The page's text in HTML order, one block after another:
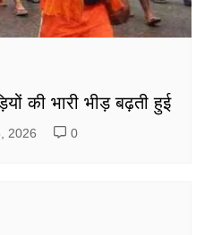
की भारी भीड़ बढ़ती हुई
2026 0